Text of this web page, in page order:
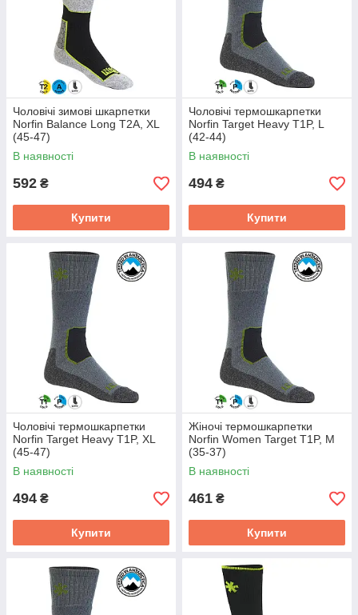
Чоловічі зимові шкарпетки
Norfin Balance Long T2A, XL
(45-47)
В наявності
592 ₴
Купити
Чоловічі термошкарпетки
Norfin Target Heavy T1P, L
(42-44)
В наявності
494 ₴
Купити
Чоловічі термошкарпетки
Norfin Target Heavy T1P, XL
(45-47)
В наявності
494 ₴
Купити
Жіночі термошкарпетки
Norfin Women Target T1P, M
(35-37)
В наявності
461 ₴
Купити